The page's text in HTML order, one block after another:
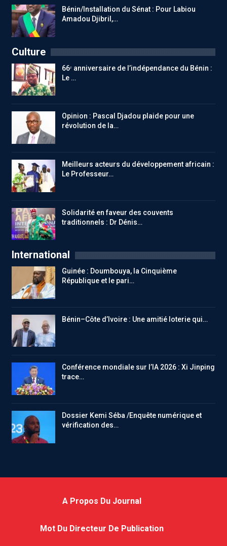
Bénin/Installation du Sénat : Pour Labiou
Amadou Djibril,…
Culture
66ᵉ anniversaire de l’indépendance du Bénin :
Le …
Opinion : Pascal Djadou plaide pour une
révolution de la…
Meilleurs acteurs du développement africain :
Le Professeur…
Solidarité en faveur des couvents
traditionnels : Dr Dénis…
International
Guinée : Doumbouya, la Cinquième
République et le pari…
Bénin–Côte d’Ivoire : Une amitié loterie qui…
Conférence mondiale sur l’IA 2026 : Xi Jinping
trace…
Dossier Kemi Séba /Enquête numérique et
vérification des…
A Propos Du Journal
Mot Du Directeur De Publication